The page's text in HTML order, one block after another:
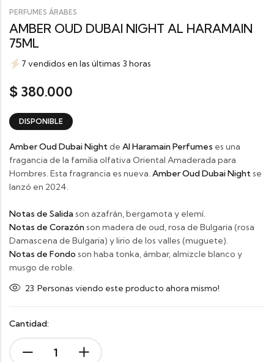
PERFUMES ÁRABES
AMBER OUD DUBAI NIGHT AL HARAMAIN
75ML
7 vendidos en las últimas 3 horas
$ 380.000
DISPONIBLE
Amber Oud Dubai Nightde Al Haramain Perfumes es una
fragancia de la familia olfativa Oriental Amaderada para
Hombres. Esta fragrancia es nueva. Amber Oud Dubai Nightse
lanzó en 2024.
Notas de Salidason azafrán, bergamota y elemí.
Notas de Corazónson madera de oud, rosa de Bulgaria (rosa
Damascena de Bulgaria) y lirio de los valles (muguete).
Notas de Fondo son haba tonka, ámbar, almizcle blanco y
musgo de roble.
23 Personas viendo este producto ahora mismo!
Cantidad: